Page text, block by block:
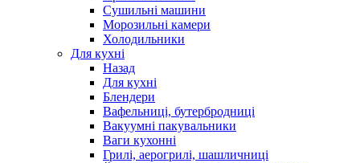
Сушильні машини
Морозильні камери
Холодильники
Для кухні
Назад
Для кухні
Блендери
Вафельниці, бутербродниці
Вакуумні пакувальники
Ваги кухонні
Грилі, аерогрилі, шашличниці